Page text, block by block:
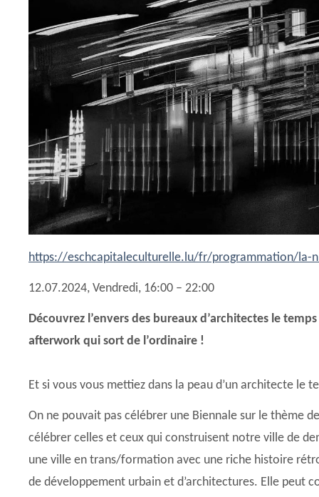
https://eschcapitaleculturelle.lu/fr/programmation/la-
12.07.2024, Vendredi, 16:00 – 22:00
Découvrez l’envers des bureaux d’architectes le
afterwork qui sort de l’ordinaire !
Et si vous vous mettiez dans la peau d’un architecte le
On ne pouvait pas célébrer une Biennale sur le thème
célébrer celles et ceux qui construisent notre ville de
une ville en trans/formation avec une riche histoire
de développement urbain et d’architectures. Elle peut